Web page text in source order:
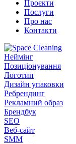
Проєкти
Послуги
Про нас
Контакти
Неймінг
Позиціонування
Логотип
Дизайн упаковки
Ребрендинг
Рекламний образ
Брендбук
SEO
Веб-сайт
SMM